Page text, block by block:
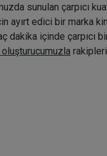
sunulan çarpıcı
ayırt edici bir marka
dakika içinde çarpıcı